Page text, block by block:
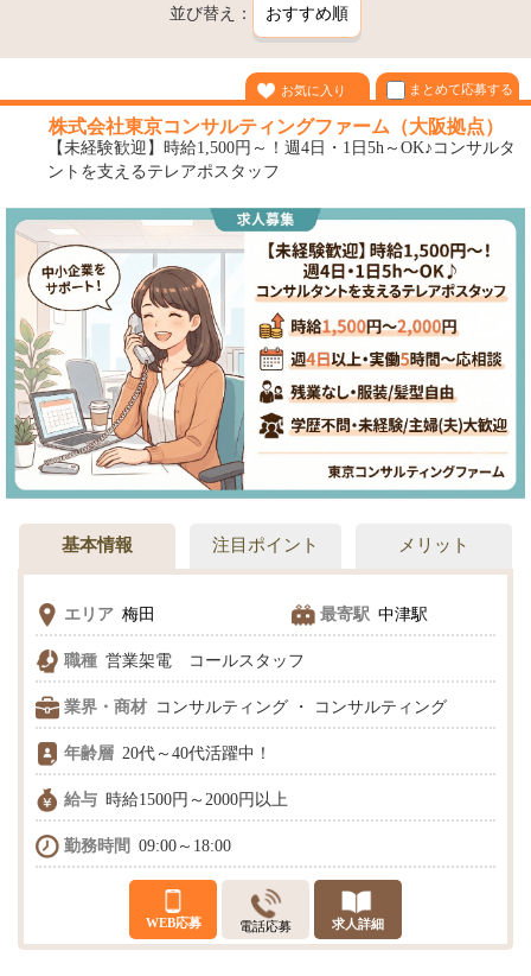
並び替え：
お気に入り まとめて応募する
株式会社東京コンサルティングファーム（大阪拠点）
【未経験歓迎】時給1,500円～！週4日・1日5h～OK♪コンサルタ
ントを支えるテレアポスタッフ
基本情報 注目ポイント メリット
エリア 梅田 最寄駅 中津駅
職種 営業架電 コールスタッフ
業界・商材 コンサルティング ・ コンサルティング
年齢層 20代～40代活躍中！
給与 時給1500円～2000円以上
勤務時間 09:00～18:00
WEB応募 電話応募 求人詳細